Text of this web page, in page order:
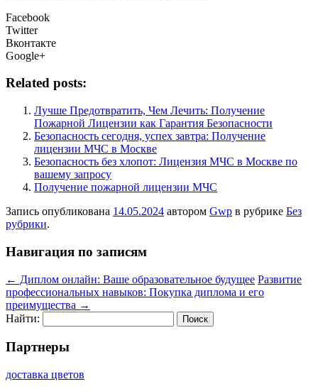
Facebook
Twitter
Вконтакте
Google+
Related posts:
Лучше Предотвратить, Чем Лечить: Получение
Пожарной Лицензии как Гарантия Безопасности
Безопасность сегодня, успех завтра: Получение
лицензии МЧС в Москве
Безопасность без хлопот: Лицензия МЧС в Москве по
вашему запросу
Получение пожарной лицензии МЧС
Запись опубликована 14.05.2024 автором Gwp в рубрике Без
рубрики.
Навигация по записям
← Диплом онлайн: Ваше образовательное будущее Развитие
профессиональных навыков: Покупка диплома и его
преимущества →
Найти:
Партнеры
доставка цветов